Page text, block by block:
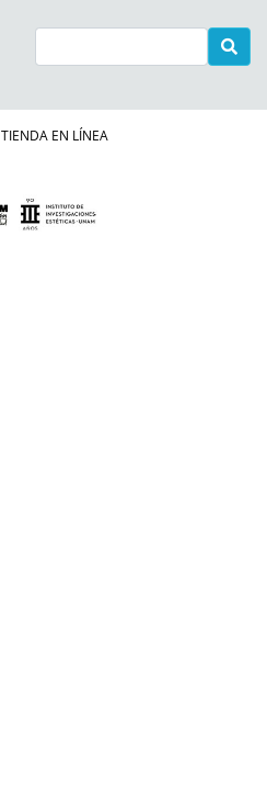
Buscar
TIENDA EN LÍNEA